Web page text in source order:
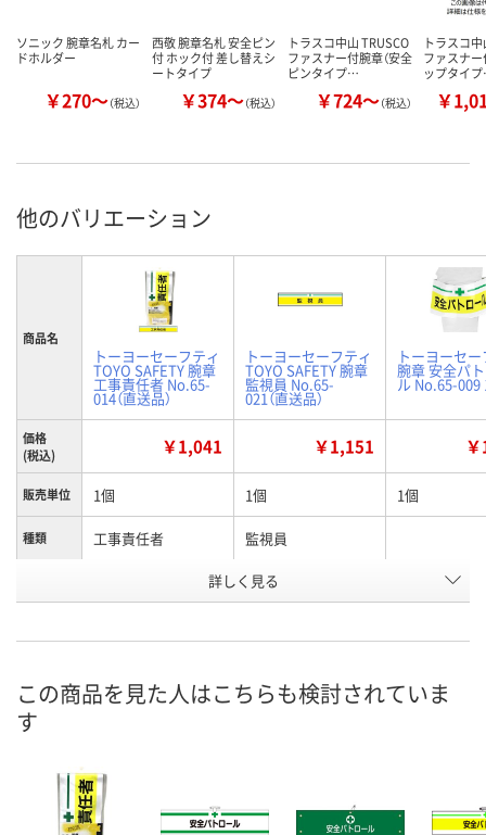
ソニック 腕章名札 カー
ドホルダー
￥270～（税込）
西敬 腕章名札 安全ピン
付 ホック付 差し替えシ
ートタイプ
￥374～（税込）
トラスコ中山 TRUSCO
ファスナー付腕章（安全
ピンタイプ…
￥724～（税込）
トラスコ
ファスナー
ップタイ
￥
他のバリエーション
商品名
トーヨーセーフティ
TOYO SAFETY 腕章
工事責任者 No.65-
014（直送品）
トーヨーセーフティ
TOYO SAFETY 腕章
監視員 No.65-
021（直送品）
トーヨーセ
腕章 安全パ
ル No.65-009
価格
(税込)
￥1,041 ￥1,151
販売単位 1個 1個 1個
種類 工事責任者 監視員
E346414 E346410
詳しく見る
この商品を見た人はこちらも検討されていま
す